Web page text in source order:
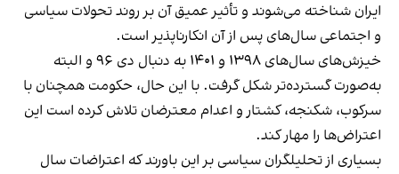
ایران شناخته می‌شوند و تأثیر عمیق آن بر روند تحولات سیاسی
و اجتماعی سال‌های پس از آن انکارناپذیر است.
خیزش‌های سال‌های ۱۳۹۸ و ۱۴۰۱ به دنبال دی ۹۶ و البته
به‌صورت گسترده‌تر شکل گرفت. با این حال، حکومت همچنان با
سرکوب، شکنجه، کشتار و اعدام معترضان تلاش کرده است این
اعتراض‌ها را مهار کند.
بسیاری از تحلیلگران سیاسی بر این باورند که اعتراضات سال